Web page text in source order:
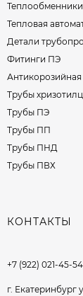
Теплообменники
Тепловая
Детали
Фитинги ПЭ
Антикорозийная
Трубы
Трубы ПЭ
Трубы ПП
Трубы ПНД
Трубы ПВХ
КОНТАКТЫ
+7 (922) 021-45-54
г. Екатеринбург